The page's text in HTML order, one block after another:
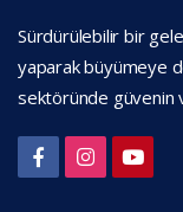
Sürdürülebilir bir
yaparak büyümeye
sektöründe güvenin